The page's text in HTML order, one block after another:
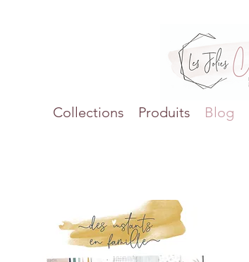
Collections Produits Blog